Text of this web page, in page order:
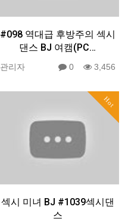
#098 역대급 후방주의 섹시
댄스 BJ 여캠(PC…
관리자 0 3,456
Hot
섹시 미녀 BJ #1039섹시댄
스